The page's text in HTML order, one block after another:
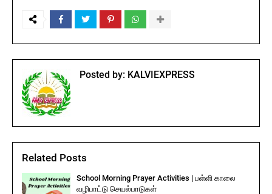
Posted by: KALVIEXPRESS
Related Posts
School Morning Prayer Activities | பள்ளி காலை
வழிபாட்டு செயல்பாடுகள்